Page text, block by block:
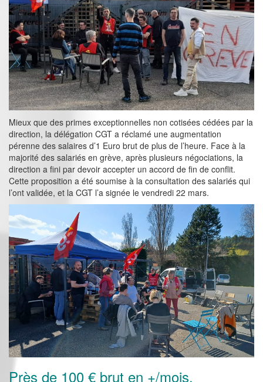
Mieux que des primes exceptionnelles non cotisées cédées par la
direction, la délégation CGT a réclamé une augmentation
pérenne des salaires d’1 Euro brut de plus de l’heure. Face à la
majorité des salariés en grève, après plusieurs négociations, la
direction a fini par devoir accepter un accord de fin de conflit.
Cette proposition a été soumise à la consultation des salariés qui
l’ont validée, et la CGT l’a signée le vendredi 22 mars.
Près de 100 € brut en +/mois,